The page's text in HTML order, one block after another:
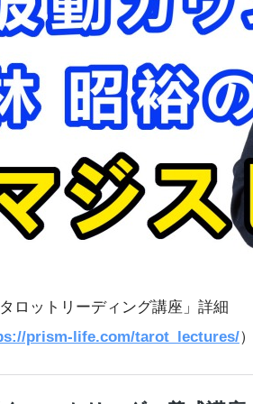
ロットリーディング講座」詳細
prism-life.com/tarot_lectures/